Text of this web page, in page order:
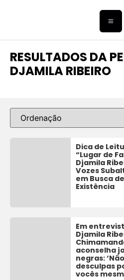
RESULTADOS DA
DJAMILA RIBEIRO
Dica de
“Lugar de
Djamila
Vozes
em Busca de
Existência
Em
Djamila
aconselha
negras:
desculpas
vocês